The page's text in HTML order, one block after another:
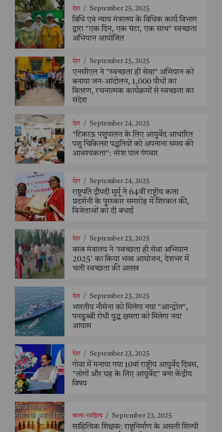
देश / September 25, 2025
विधि एवं न्याय मंत्रालय के विधिक कार्य विभाग
द्वारा "एक दिन, एक घंटा, एक साथ" स्वच्छता
अभियान आयोजित
देश / September 25, 2025
एनसीएल ने "स्वच्छता ही सेवा" अभियान को
बनाया जन-आंदोलन, 1,000 पौधों का
वितरण, रचनात्मक कार्यक्रमों से स्वच्छता का
संदेश
देश / September 24, 2025
"टिकाऊ पशुपालन के लिए आयुर्वेद आधारित
पशु चिकित्सा पद्धतियों को अपनाना समय की
आवश्यकता": नरेश पाल गंगवार
देश / September 24, 2025
राष्ट्रपति द्रौपदी मुर्मू ने 64वीं राष्ट्रीय कला
प्रदर्शनी के पुरस्कार समारोह में शिरकत की,
विजेताओं को दी बधाई
देश / September 23, 2025
वस्त्र मंत्रालय ने 'स्वच्छता ही सेवा अभियान
2025' का किया भव्य आयोजन, देशभर में
चली स्वच्छता की अलख
देश / September 23, 2025
भारतीय नौसेना को मिलेगा नया "आन्द्रोत",
पनडुब्बी रोधी युद्ध क्षमता को मिलेगा नया
आयाम
देश / September 23, 2025
गोवा में मनाया गया 10वां राष्ट्रीय आयुर्वेद दिवस,
"लोगों और ग्रह के लिए आयुर्वेद" बना केंद्रीय
विषय
कला-साहित्य / September 23, 2025
साहित्यिक शिक्षक: राष्ट्रनिर्माण के असली शिल्पी